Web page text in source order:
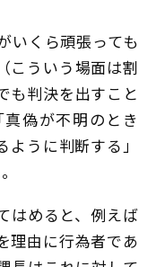
いくら頑張っても
こういう場面は割
も判決を出すこと
偽が不明のとき
うに判断する」
はめると、例えば
理由に行為者であ